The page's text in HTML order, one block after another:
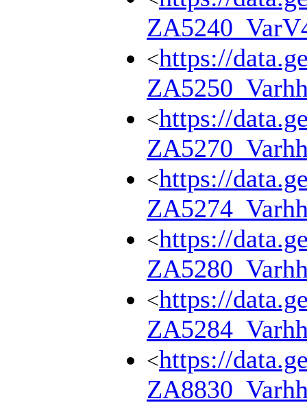
<https://
<https://
<https://
<https://
<https://
<https://